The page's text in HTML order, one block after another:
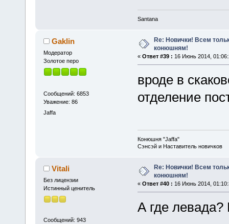
Santana
Gaklin
Модератор
Золотое перо
Сообщений: 6853
Уважение: 86
Jaffa
Re: Новички! Всем
конюшням!
« Ответ #39 : 16 Июнь 2014,
вроде в
отделение
Конюшня "Jaffa"
Сэнсэй и Наставитель новичков
Vitali
Без лицензии
Истинный ценитель
Сообщений: 943
Re: Новички! Всем
конюшням!
« Ответ #40 : 16 Июнь 2014,
А где левада?